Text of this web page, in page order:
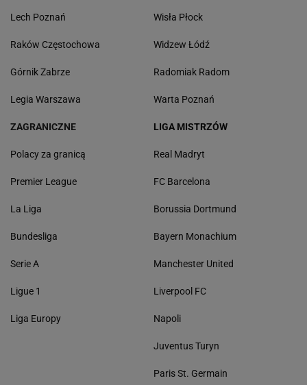
Lech Poznań
Raków Częstochowa
Górnik Zabrze
Legia Warszawa
Wisła Płock
Widzew Łódź
Radomiak Radom
Warta Poznań
ZAGRANICZNE
Polacy za granicą
Premier League
La Liga
Bundesliga
Serie A
Ligue 1
Liga Europy
LIGA MISTRZÓW
Real Madryt
FC Barcelona
Borussia Dortmund
Bayern Monachium
Manchester United
Liverpool FC
Napoli
Juventus Turyn
Paris St. Germain